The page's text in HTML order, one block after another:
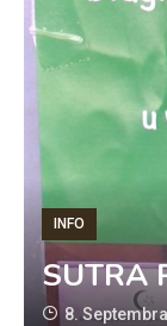
INFO
SUTRA
8.